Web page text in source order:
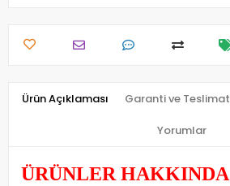
Ürün Açıklaması Garanti ve Teslimat
Yorumlar
ÜRÜNLER HAKKINDA